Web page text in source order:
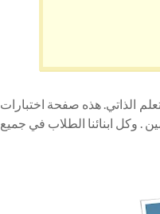
الذاتي. هذه صفحة اختبارات
. وكل ابنائنا الطلاب في جميع